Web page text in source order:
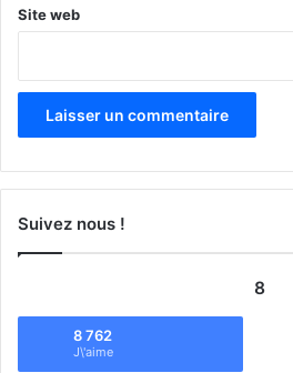
Site web
Suivez nous !
8
8 762
J\'aime